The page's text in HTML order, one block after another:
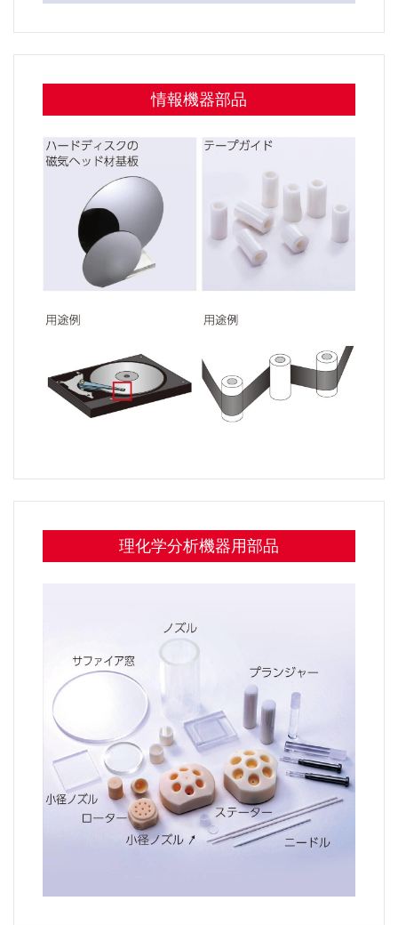
情報機器部品
理化学分析機器用部品